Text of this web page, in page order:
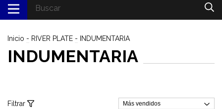
Inicio - RIVER PLATE - INDUMENTARIA
INDUMENTARIA
Filtrar